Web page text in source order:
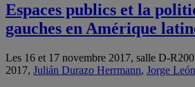
Espaces publics et la
gauches en Amérique
Les 16 et 17 novembre 2017, salle D-
2017, Julián Durazo Herrmann, Jorge